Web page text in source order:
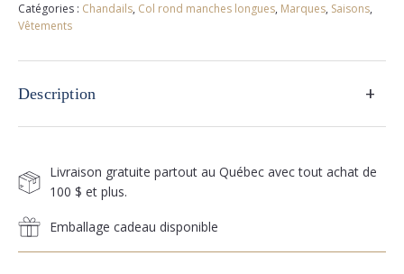
Catégories : Chandails, Col rond manches longues, Marques, Saisons,
Vêtements
Description +
Livraison gratuite partout au Québec avec tout achat de
100 $ et plus.
Emballage cadeau disponible